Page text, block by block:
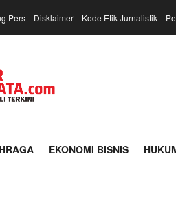
Pers Disklaimer Kode Etik Jurnalistik
EKONOMI BISNIS